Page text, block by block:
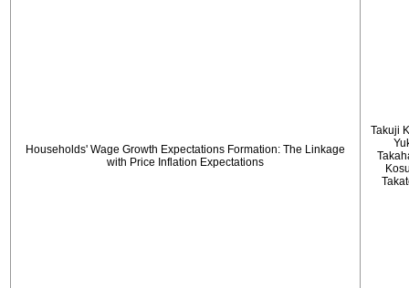
Households' Wage Growth Expectations Formation: The Linkage
with Price Inflation Expectations
Takuji